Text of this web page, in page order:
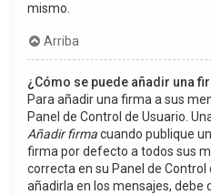
mismo.
Arriba
¿Cómo se puede añadir una
Para añadir una firma a sus
Panel de Control de Usuario.
Añadir firmacuando publique
firma por defecto a todos sus
correcta en su Panel de Control
añadirla en los mensajes, debe